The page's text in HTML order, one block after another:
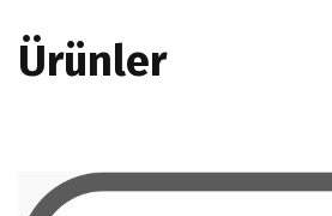
Ürünler